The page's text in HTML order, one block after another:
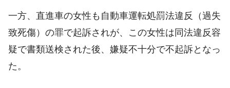
一方、直進車の女性も自動車運転処罰法違反（過失
致死傷）の罪で起訴されが、この女性は同法違反容
疑で書類送検された後、嫌疑不十分で不起訴となっ
た。